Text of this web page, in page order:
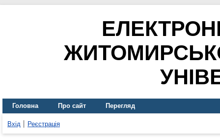
Головна Про сайт Перегляд
Вхід Реєстрація